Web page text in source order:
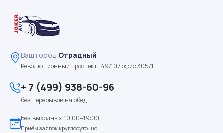
Ваш город:Отрадный
Революционный проспект, 49/107 офис 305/1
+ 7 (499) 938-60-96
без перерывов на обед
Без выходных 10:00–19:00
Приём заявок круглосуточно